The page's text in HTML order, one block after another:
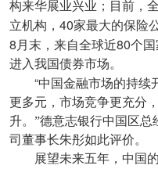
构来华展业兴业；目前，
立机构， 40家最大的保险
8 月末，来自全球近80个国
进入我国债券市场。
“中国金融市场的持续
更多元，市场竞争更充分
升。”德意志银行中国区
司董事长朱彤如此评价。
展望未来五年，中国